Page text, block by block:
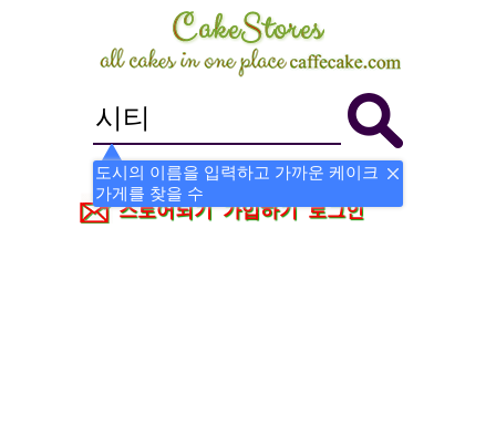
도시의 이름을 입력하고 가까운 케이크
가게를 찾을 수
스토어되기 가입하기 로그인